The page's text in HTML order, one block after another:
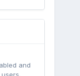
and